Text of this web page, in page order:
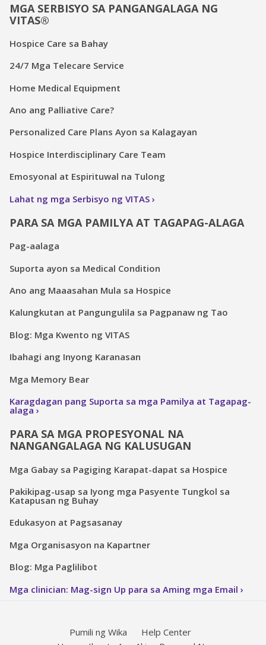
MGA SERBISYO SA PANGANGALAGA NG
VITAS®
Hospice Care sa Bahay
24/7 Mga Telecare Service
Home Medical Equipment
Ano ang Palliative Care?
Personalized Care Plans Ayon sa Kalagayan
Hospice Interdisciplinary Care Team
Emosyonal at Espirituwal na Tulong
Lahat ng mga Serbisyo ng VITAS
PARA SA MGA PAMILYA AT TAGAPAG-ALAGA
Pag-aalaga
Suporta ayon sa Medical Condition
Ano ang Maaasahan Mula sa Hospice
Kalungkutan at Pangungulila sa Pagpanaw ng Tao
Blog: Mga Kwento ng VITAS
Ibahagi ang Inyong Karanasan
Mga Memory Bear
Karagdagan pang Suporta sa mga Pamilya at Tagapag-
alaga
PARA SA MGA PROPESYONAL NA
NANGANGALAGA NG KALUSUGAN
Mga Gabay sa Pagiging Karapat-dapat sa Hospice
Pakikipag-usap sa Iyong mga Pasyente Tungkol sa
Katapusan ng Buhay
Edukasyon at Pagsasanay
Mga Organisasyon na Kapartner
Blog: Mga Paglilibot
Mga clinician: Mag-sign Up para sa Aming mga Email
Pumili ng Wika
Help Center